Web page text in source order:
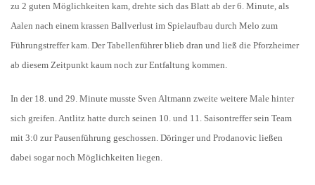
zu 2 guten Möglichkeiten kam, drehte sich das Blatt ab der 6. Minute, als
Aalen nach einem krassen Ballverlust im Spielaufbau durch Melo zum
Führungstreffer kam. Der Tabellenführer blieb dran und ließ die Pforzheimer
ab diesem Zeitpunkt kaum noch zur Entfaltung kommen.
In der 18. und 29. Minute musste Sven Altmann zweite weitere Male hinter
sich greifen. Antlitz hatte durch seinen 10. und 11. Saisontreffer sein Team
mit 3:0 zur Pausenführung geschossen. Döringer und Prodanovic ließen
dabei sogar noch Möglichkeiten liegen.